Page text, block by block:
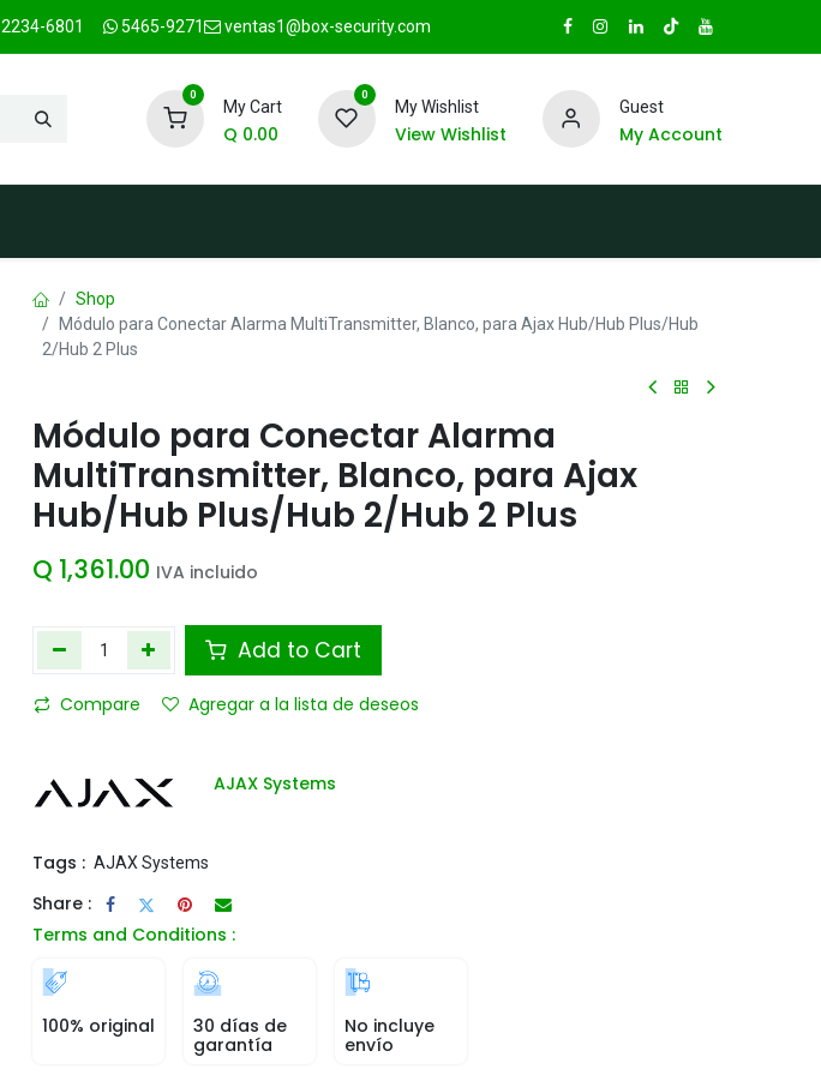
2234-6801 5465-9271 ventas1@box-security.com
0
My Cart
Q 0.00
0
My Wishlist
View Wishlist
Guest
My Account
Shop
Módulo para Conectar Alarma MultiTransmitter, Blanco, para Ajax Hub/Hub Plus/Hub
2/Hub 2 Plus
Módulo para Conectar Alarma
MultiTransmitter, Blanco, para Ajax
Hub/Hub Plus/Hub 2/Hub 2 Plus
Q 1,361.00 IVA incluido
Add to Cart
Compare Agregar a la lista de deseos
AJAX Systems
Tags : AJAX Systems
Share :
Terms and Conditions :
100% original
30 días de
garantía
No incluye
envío